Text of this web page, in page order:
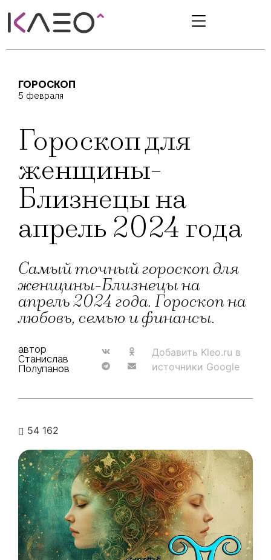
ГОРОСКОП
5 февраля
Гороскоп для
женщины-
Близнецы на
апрель 2024 года
Самый точный гороскоп для
женщины-Близнецы на
апрель 2024 года. Гороскоп на
любовь, семью и финансы.
автор
Станислав
Полупанов
Добавить Kleo.ru в
источники Google
54 162